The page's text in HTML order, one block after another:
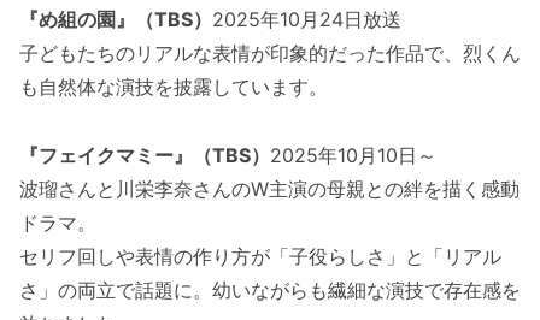
『め組の園』（TBS） 2025年10月24日放送
子どもたちのリアルな表情が印象的だった作品で、烈くん
も自然体な演技を披露しています。
『フェイクマミー』（TBS） 2025年10月10日～
波瑠さんと川栄李奈さんのW主演の母親との絆を描く感動
ドラマ。
セリフ回しや表情の作り方が「子役らしさ」と「リアル
さ」の両立で話題に。幼いながらも繊細な演技で存在感を